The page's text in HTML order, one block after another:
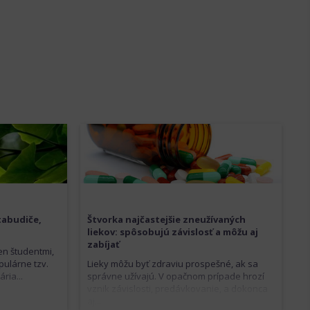
študentmi,
tzv.
Štvorka najčastejšie zneužívaných
liekov: spôsobujú závislosť a môžu aj
zabíjať
Lieky môžu byť zdraviu prospešné, ak sa
správne užívajú. V opačnom prípade hrozí